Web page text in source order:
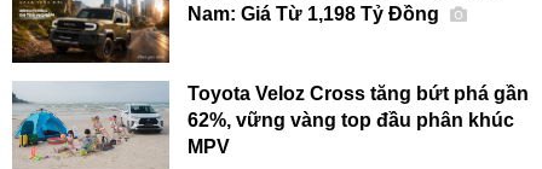
Nam: Giá Từ 1,198 Tỷ Đồng
Toyota Veloz Cross tăng bứt phá gần
62%, vững vàng top đầu phân khúc
MPV